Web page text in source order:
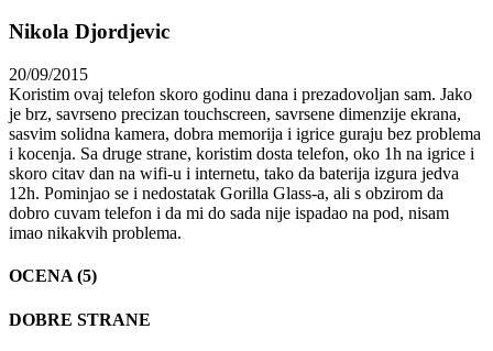
Nikola Djordjevic
20/09/2015
Koristim ovaj telefon skoro godinu dana i prezadovoljan sam. Jako
je brz, savrseno precizan touchscreen, savrsene dimenzije ekrana,
sasvim solidna kamera, dobra memorija i igrice guraju bez problema
i kocenja. Sa druge strane, koristim dosta telefon, oko 1h na igrice i
skoro citav dan na wifi-u i internetu, tako da baterija izgura jedva
12h. Pominjao se i nedostatak Gorilla Glass-a, ali s obzirom da
dobro cuvam telefon i da mi do sada nije ispadao na pod, nisam
imao nikakvih problema.
OCENA (5)
DOBRE STRANE